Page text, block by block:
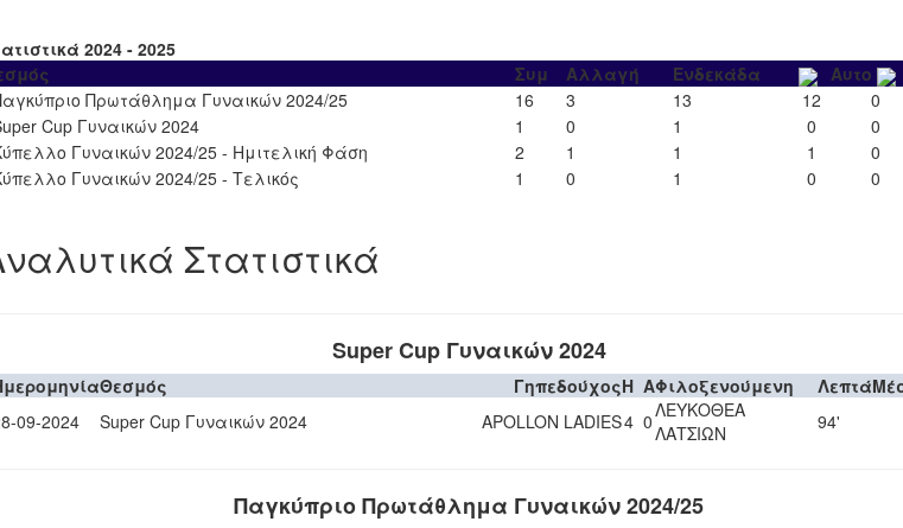
2024 - 2025
Συμ Αλλαγή Ενδεκάδα Αυτο
Πρωτάθλημα Γυναικών 2024/25
16 3 13 12 0
Cup Γυναικών 2024
1 0 1 0 0
Γυναικών 2024/25 - Ημιτελική Φάση
2 1 1 1 0
Γυναικών 2024/25 - Τελικός
1 0 1 0 0
Στατιστικά
Super Cup Γυναικών 2024
Θεσμός ΓηπεδούχοςH AΦιλοξενούμενη Λεπτά
09-2024
Super Cup Γυναικών 2024 APOLLON LADIES4 0ΛΕΥΚΟΘΕΑ
ΛΑΤΣΙΩΝ
94'
Παγκύπριο Πρωτάθλημα Γυναικών 2024/25